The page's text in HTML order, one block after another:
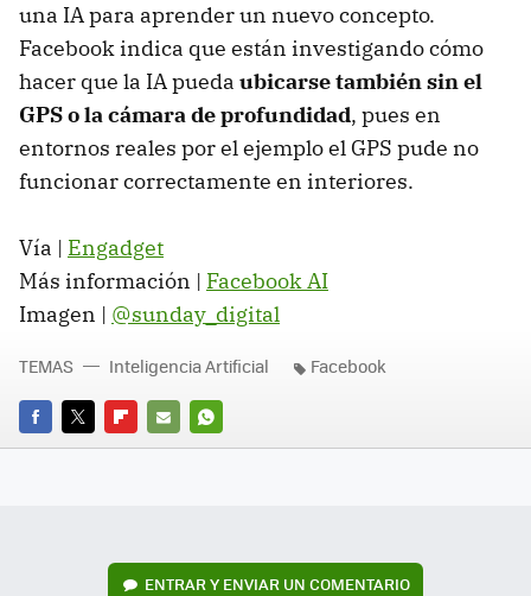
una IA para aprender un nuevo concepto.
Facebook indica que están investigando cómo
hacer que la IA pueda ubicarse también sin el
GPS o la cámara de profundidad, pues en
entornos reales por el ejemplo el GPS pude no
funcionar correctamente en interiores.
Vía | Engadget
Más información | Facebook AI
Imagen | @sunday_digital
FACEBOOK
TWITTERFLIPBOARD
E-
WHATSAPP
TEMAS Inteligencia Artificial Facebook
ENTRAR Y ENVIAR UN COMENTARIO